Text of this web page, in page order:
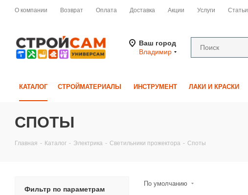
О компании Возврат Оплата Доставка Акции Услуги Статьи
Ваш город
Владимир
КАТАЛОГ СТРОЙМАТЕРИАЛЫ ИНСТРУМЕНТ ЛАКИ И КРАСКИ
СПОТЫ
Главная - Каталог - Электрика - Светильники прожектора - Споты
По умолчанию
Фильтр по параметрам